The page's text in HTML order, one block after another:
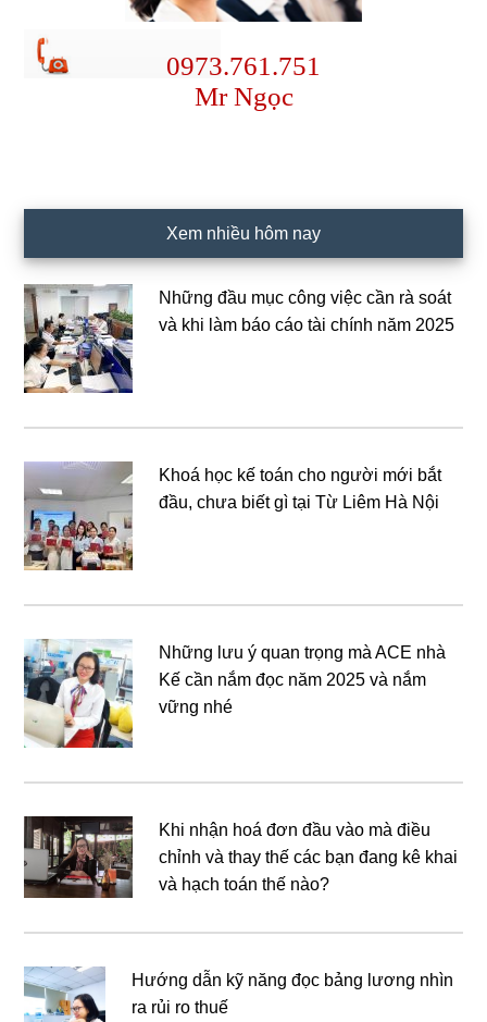
0973.761.751
Mr Ngọc
Xem nhiều hôm nay
Những đầu mục công việc cần rà soát
và khi làm báo cáo tài chính năm 2025
Khoá học kế toán cho người mới bắt
đầu, chưa biết gì tại Từ Liêm Hà Nội
Những lưu ý quan trọng mà ACE nhà
Kế cần nắm đọc năm 2025 và nắm
vững nhé
Khi nhận hoá đơn đầu vào mà điều
chỉnh và thay thế các bạn đang kê khai
và hạch toán thế nào?
Hướng dẫn kỹ năng đọc bảng lương nhìn
ra rủi ro thuế